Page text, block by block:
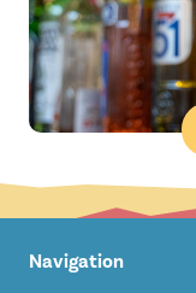
Navigation